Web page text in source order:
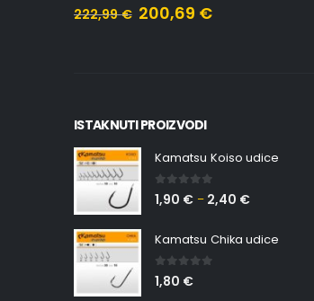
222,99€ 200,69 €
ISTAKNUTI PROIZVODI
Kamatsu Koiso udice
0 out of 5
1,90 € – 2,40 €
Kamatsu Chika udice
0 out of 5
1,80 €